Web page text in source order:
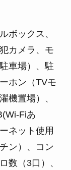
ボックス、
カメラ、モ
車場）、駐
ホン（TVモ
機置場）、
Fiあ
ネット使用
ン）、コン
数（3口）、